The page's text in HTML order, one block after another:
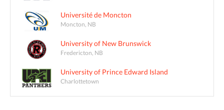
Université de Moncton
Moncton, NB
University of New Brunswick
Fredericton, NB
University of Prince Edward Island
Charlottetown